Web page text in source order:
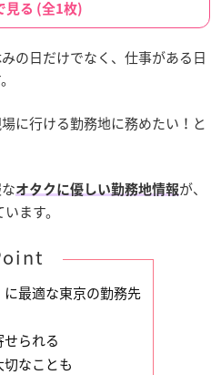
見る (全1枚)
の日だけでなく、仕事がある日
に行ける勤務地に務めたい！と
オタクに優しい勤務地情報が、
ます。
に最適な東京の勤務先
られる
なことも